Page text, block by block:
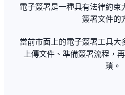
電子簽署是一種具有法律約
簽署文件的
當前市面上的電子簽署工具
上傳文件、準備簽署流程，
瑣。